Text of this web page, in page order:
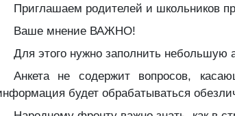
Приглашаем родителей и школьников
Ваше мнение ВАЖНО!
Для этого нужно заполнить небольшую
Анкета не содержит вопросов,
будет обрабатываться